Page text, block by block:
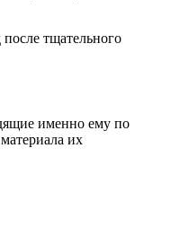
тщательного
именно ему по
их